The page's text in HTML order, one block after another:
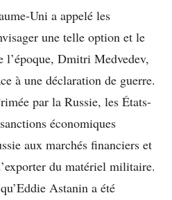
Uni a appelé les
une telle option et le
l’époque, Dmitri Medvedev,
à une déclaration de guerre.
par la Russie, les États-
économiques
aux marchés financiers et
du matériel militaire.
Astanin a été